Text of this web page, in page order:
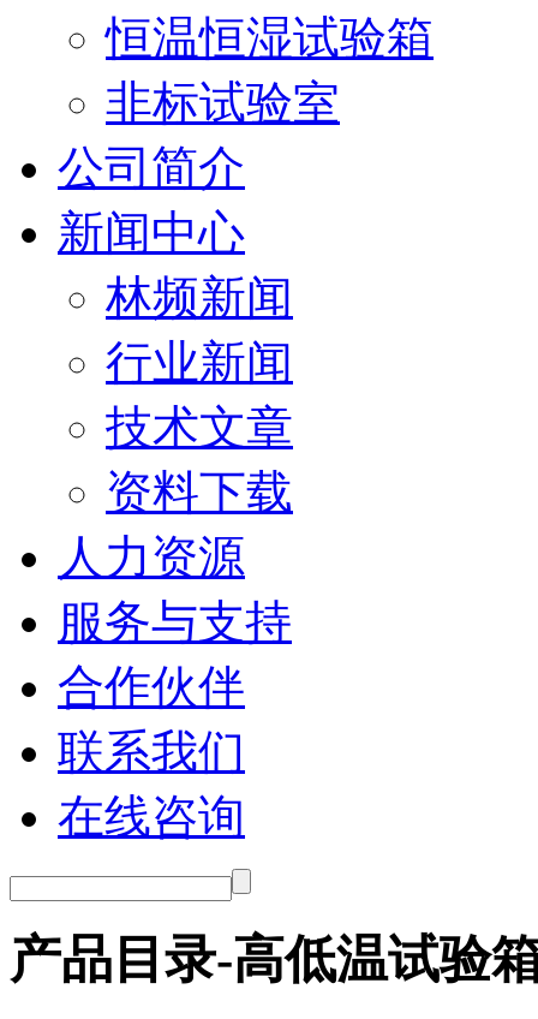
恒温恒湿试验箱
非标试验室
公司简介
新闻中心
林频新闻
行业新闻
技术文章
资料下载
人力资源
服务与支持
合作伙伴
联系我们
在线咨询
产品目录-高低温试验